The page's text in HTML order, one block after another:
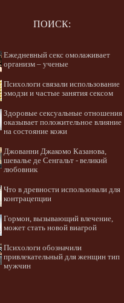
ПОИСК:
Ежедневный секс омолаживает
организм – ученые
Психологи связали использование
эмодзи и частые занятия сексом
Здоровые сексуальные отношения
оказывает положительное влияние
на состояние кожи
Джованни Джакомо Казанова,
шевалье де Сенгальт - великий
любовник
Что в древности использовали для
контрацепции
Гормон, вызывающий влечение,
может стать новой виагрой
Психологи обозначили
привлекательный для женщин тип
мужчин